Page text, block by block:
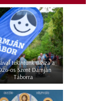
tekintünk vissza a
os Szent Damján
Táborra